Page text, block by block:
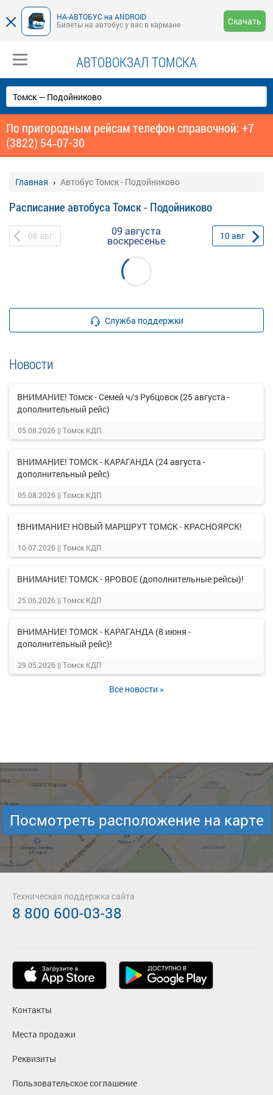
НА-АВТОБУС на ANDROID
Билеты на автобус у вас в кармане
Скачать
АВТОВОКЗАЛ ТОМСКА
По пригородным рейсам телефон справочной: +7
(3822) 54‑07-30
Главная Автобус Томск - Подойниково
Расписание автобуса Томск - Подойниково
08 авг 09 августа
воскресенье 10авг
Служба поддержки
Новости
ВНИМАНИЕ! Томск - Семей ч/з Рубцовск (25 августа -
дополнительный рейс)
05.08.2026 || Томск КДП
ВНИМАНИЕ! ТОМСК - КАРАГАНДА (24 августа -
дополнительный рейс)
05.08.2026 || Томск КДП
❗ВНИМАНИЕ! НОВЫЙ МАРШРУТ ТОМСК - КРАСНОЯРСК!
10.07.2026 || Томск КДП
ВНИМАНИЕ! ТОМСК - ЯРОВОЕ (дополнительные рейсы)!
25.06.2026 || Томск КДП
ВНИМАНИЕ! ТОМСК - КАРАГАНДА (8 июня -
дополнительный рейс)!
29.05.2026 || Томск КДП
Все новости »
Посмотреть расположение на карте
Контакты
Места продажи
Реквизиты
Пользовательское соглашение
Техническая поддержка сайта
8 800 600-03-38